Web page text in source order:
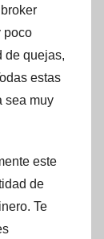
poco
de quejas,
estas
sea muy
este
de
Te